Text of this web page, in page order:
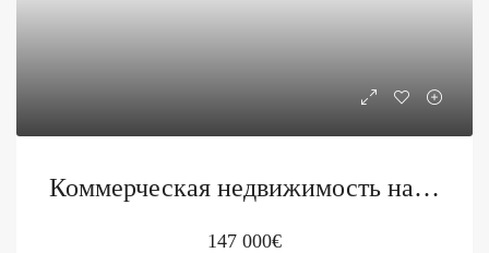
Коммерческая недвижимость на продажу в Будве
147 000€